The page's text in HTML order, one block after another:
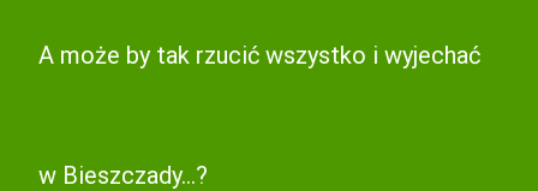
A może by tak rzucić wszystko i wyjechać
w Bieszczady…?